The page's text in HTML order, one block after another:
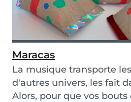
Maracas
La musique transporte
d'autres univers, les fait
Alors, pour que vos